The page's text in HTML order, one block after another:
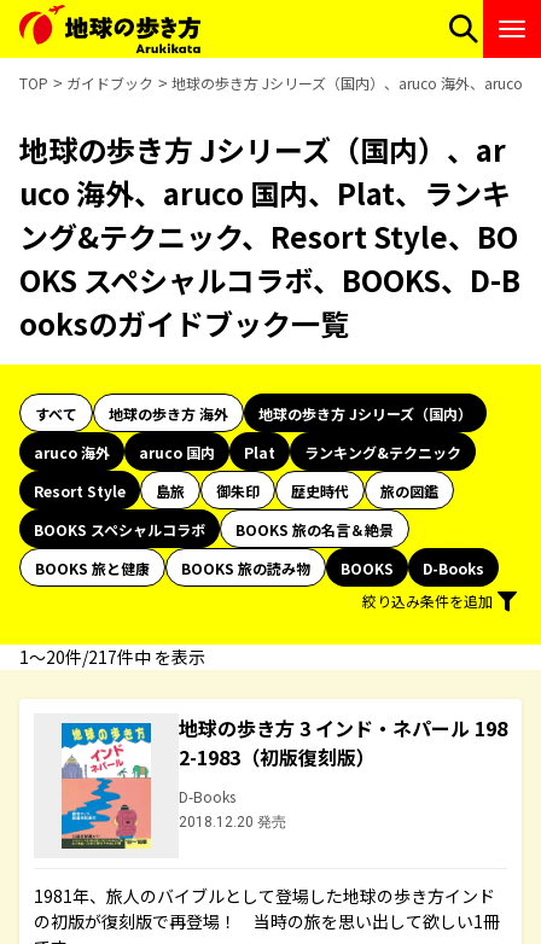
TOP ガイドブック 地球の歩き方 Jシリーズ（国内）、aruco 海外、aruco
地球の歩き方 Jシリーズ（国内）、ar
uco 海外、aruco 国内、Plat、ランキ
ング&テクニック、Resort Style、BO
OKS スペシャルコラボ、BOOKS、D-B
ooksのガイドブック一覧
すべて 地球の歩き方 海外
地球の歩き方 Jシリーズ（国内）
aruco 海外
aruco 国内 Plat
ランキング&テクニック
Resort Style
島旅 御朱印 歴史時代
旅の図鑑
BOOKS スペシャルコラボ
BOOKS 旅の名言＆絶景
BOOKS 旅と健康
BOOKS 旅の読み物 BOOKS
D-Books
絞り込み条件を追加
1〜20件/217件中 を表示
地球の歩き方 3 インド・ネパール 198
2-1983（初版復刻版）
D-Books
2018.12.20 発売
1981年、旅人のバイブルとして登場した地球の歩き方インド
の初版が復刻版で再登場！ 当時の旅を思い出して欲しい1冊